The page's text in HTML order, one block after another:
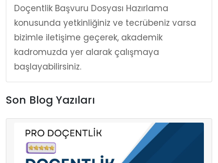
Doçentlik Başvuru Dosyası Hazırlama
konusunda yetkinliğiniz ve tecrübeniz varsa
bizimle iletişime geçerek, akademik
kadromuzda yer alarak çalışmaya
başlayabilirsiniz.
Son Blog Yazıları